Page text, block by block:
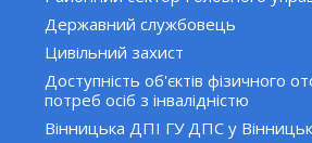
Державний службовець
Цивільний захист
Доступність об'єктів фізичного
потреб осіб з інвалідністю
Вінницька ДПІ ГУ ДПС у